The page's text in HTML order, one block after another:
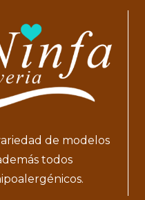
de modelos
todos